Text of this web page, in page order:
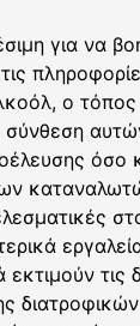
για να
ο
σύνθεση
όσο